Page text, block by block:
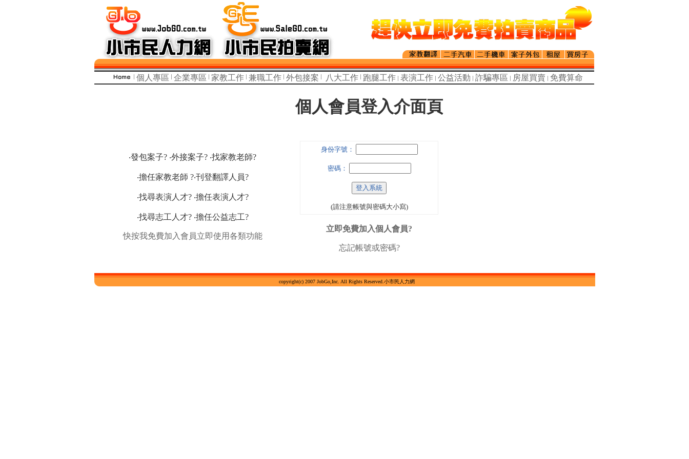
個人專區 企業專區 家教工作 兼職工作 外包接案 八大工作 跑腿工作 表演工作 公益活動 詐騙專區 房屋買賣 免費算命
個人會員登入介面頁
‧發包案子? ‧外接案子? ‧找家教老師?
‧擔任家教老師 ?‧刊登翻譯人員?
‧找尋表演人才? ‧擔任表演人才?
‧找尋志工人才? ‧擔任公益志工?
快按我免費加入會員立即使用各類功能
身份字號：
密碼：
(請注意帳號與密碼大小寫)
立即免費加入個人會員?
忘記帳號或密碼?
copyright(c) 2007 JobGo,Inc. All Rights Reserved.小市民人力網